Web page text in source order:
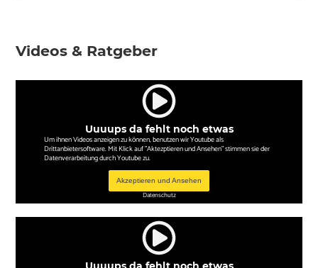
Videos & Ratgeber
Uuuups da fehlt noch etwas
Um ihnen Videos anzeigen zu können, benutzen wir Youtube als
Drittanbietersoftware. Mit Klick auf "Aktezptieren und Ansehen" stimmen sie der
Datenverarbeitung durch Youtube zu.
Akzeptieren und Ansehen
Datenschutz